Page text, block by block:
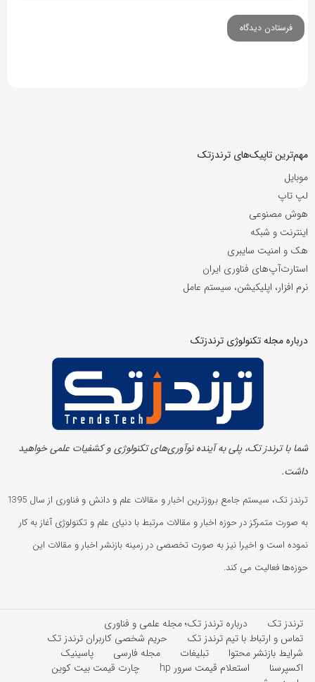
مهم‌ترین تاپیک‌های ترندزتک
موبایل
لپ تاپ
هوش مصنوعی
اینترنت و شبکه
هک و امنیت سایبری
استارت‌آپ‌های فناوری ایران
نرم افزار، اپلیکیشن، سیستم عامل
درباره مجله تکنولوژی ترندزتک
شما با ترندز تک، پلی به آینده‌ نوآوری‌های تکنولوژی و کشفیات علمی خواهید
داشت.
ترندز تک، سیستم جامع بروزترین اخبار و مقالات علم و دانش و فناوری از سال 1395
به صورت متمرکز در حوزه اخبار و مقالات مرتبط با دنیای علم و تکنولوژی آغاز به کار
نموده است و اخیرا نیز به صورت تخصصی در زمینه بازنشر اخبار و مقالات این
حوزه‌ها فعالیت می کند.
ترندز تک
درباره ترندز تک؛ مجله علمی و فناوری
تماس و ارتباط با تیم ترندز تک
حریم شخصی کاربران ترندز تک
شرایط بازنشر محتوا
تبلیغات مجله فارسی
پاسینیک
اکسپرسنا
استعلام قیمت سرور hp
چارت قیمت بیت کوین